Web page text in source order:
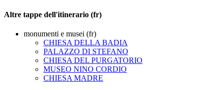
Altre tappe dell'itinerario (fr)
monumenti e musei (fr)
CHIESA DELLA BADIA
PALAZZO DI STEFANO
CHIESA DEL PURGATORIO
MUSEO NINO CORDIO
CHIESA MADRE